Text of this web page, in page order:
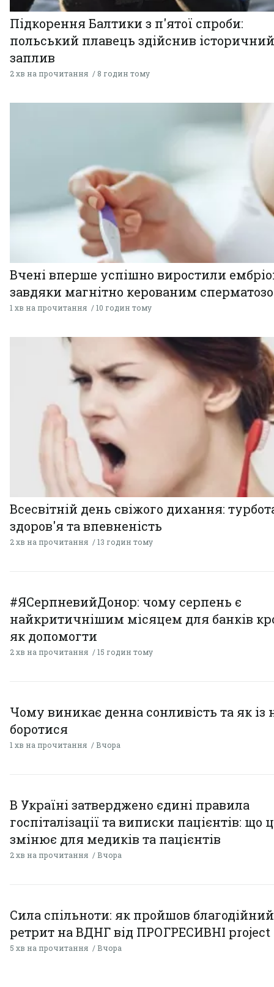
Підкорення Балтики з п'ятої спроби:
польський плавець здійснив історичний
заплив
2 хв на прочитання 8 годин тому
Вчені вперше успішно виростили
завдяки магнітно керованим
1 хв на прочитання 10 годин тому
Всесвітній день свіжого дихання:
здоров'я та впевненість
2 хв на прочитання 13 годин тому
#ЯСерпневийДонор: чому серпень є
найкритичнішим місяцем для банків
як допомогти
2 хв на прочитання 15 годин тому
Чому виникає денна сонливість та як із
боротися
1 хв на прочитання Вчора
В Україні затверджено єдині правила
госпіталізації та виписки пацієнтів: що
змінює для медиків та пацієнтів
2 хв на прочитання Вчора
Сила спільноти: як пройшов благодійний
ретрит на ВДНГ від ПРОГРЕСИВНІ project
5 хв на прочитання Вчора